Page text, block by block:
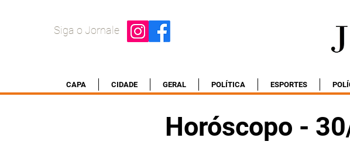
Siga o Jornale
CAPA CIDADE GERAL POLÍTICA ESPORTES
Horóscopo -